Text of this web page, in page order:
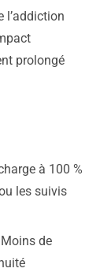
l’addiction
prolongé
à 100 %
les suivis
de